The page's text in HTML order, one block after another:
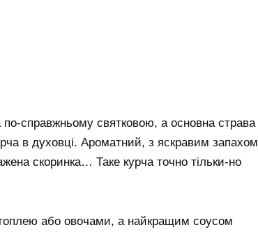
справжньому святковою, а основна страва
в духовці. Ароматний, з яскравим запахом
скоринка… Таке курча точно тільки-но
або овочами, а найкращим соусом